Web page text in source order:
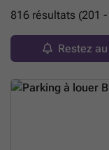
816 résultats (201
Restez